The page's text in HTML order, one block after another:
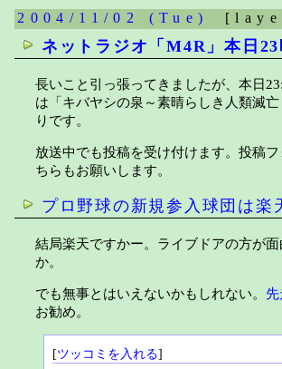
2004/11/02 (Tue)
ネットラジオ「M4R」本日23
長いこと引っ張ってきましたが、本日
は「キバヤシの泉～素晴らしき人類滅
りです。
放送中でも投稿を受け付けます。投稿
ちらもお願いします。
プロ野球の新規参入球団は楽
結局楽天ですかー。ライブドアの方が
か。
でも無事とはいえないかもしれない。
お勧め。
[ツッコミを入れる]